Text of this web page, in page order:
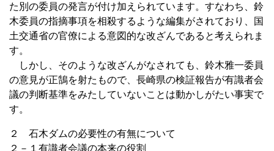
た別の委員の発言が付け加えられています。すなわち、鈴
木委員の指摘事項を相殺するような編集がされており、国
土交通省の官僚による意図的な改ざんであると考えられま
す。
しかし、そのような改ざんがなされても、鈴木雅一委員
の意見が正鵠を射たもので、長崎県の検証報告が有識者会
議の判断基準をみたしていないことは動かしがたい事実で
す。
２ 石木ダムの必要性の有無について
２－１有識者会議の本来の役割